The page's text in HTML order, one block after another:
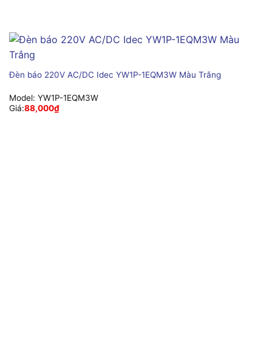
Đèn báo 220V AC/DC Idec YW1P-1EQM3W Màu Trắng
Model: YW1P-1EQM3W
Giá:88,000₫